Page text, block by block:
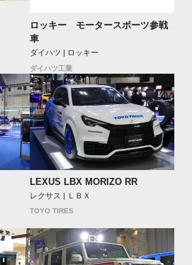
ロッキー モータースポーツ参戦
車
ダイハツ | ロッキー
ダイハツ工業
LEXUS LBX MORIZO RR
レクサス | ＬＢＸ
TOYO TIRES